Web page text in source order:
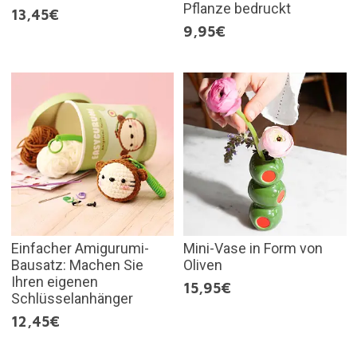
13,45€
Pflanze bedruckt
9,95€
Einfacher Amigurumi-
Bausatz: Machen Sie
Ihren eigenen
Schlüsselanhänger
12,45€
Mini-Vase in Form von
Oliven
15,95€